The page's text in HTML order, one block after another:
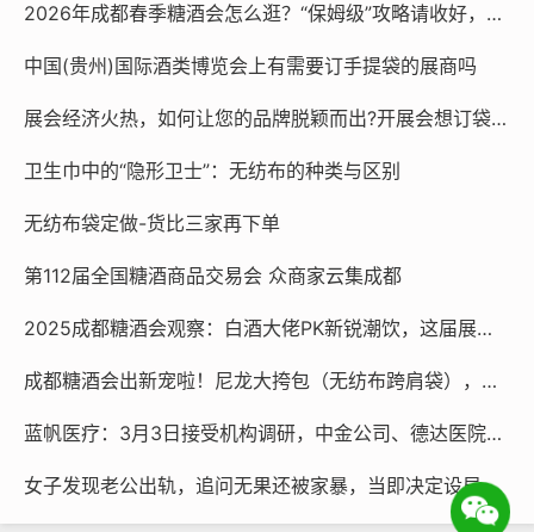
布袋外包装提供最优质的产品包装解决方案。
白酒外包装无纺布袋订制电话/微信：15225080030（24 小
本文链接：http://www.hnduobu.com/fanbudai/post/6890.html
2026年成都春季糖酒会怎么逛？“保姆级”攻略请收好，做展会必备挎肩袋可联系15225080030
中国(贵州)国际酒类博览会上有需要订手提袋的展商吗
展会经济火热，如何让您的品牌脱颖而出?开展会想订袋子？找15225080030
卫生巾中的“隐形卫士”：无纺布的种类与区别
无纺布袋定做-货比三家再下单
第112届全国糖酒商品交易会 众商家云集成都
2025成都糖酒会观察：白酒大佬PK新锐潮饮，这届展商太会玩
成都糖酒会出新宠啦！尼龙大挎包（无纺布跨肩袋），你背了没？
蓝帆医疗：3月3日接受机构调研，中金公司、德达医院等多家机构参与
女子发现老公出轨，追问无果还被家暴，当即决定设局报复